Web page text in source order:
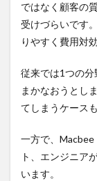
ではなく顧客の
受けづらいです
りやすく費用対
従来では1つの
まかなおうとし
てしまうケース
一方で、
ト、エンジニア
います。